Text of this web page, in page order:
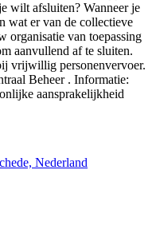
wilt afsluiten? Wanneer je
wat er van de collectieve
organisatie van toepassing
aanvullend af te sluiten.
vrijwillig personenvervoer.
Beheer . Informatie:
aansprakelijkheid
Nederland